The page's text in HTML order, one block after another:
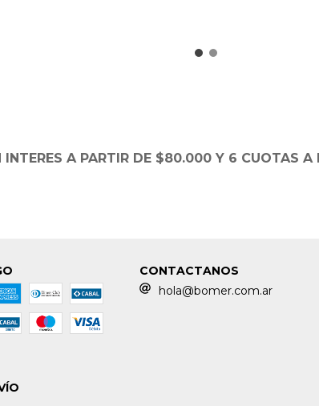
INTERES A PARTIR DE $80.000 Y 6 CUOTAS A
CONTACTANOS
hola@bomer.com.ar